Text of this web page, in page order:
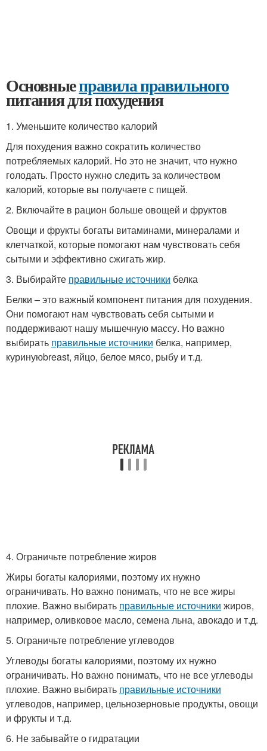
Основныеправила правильного
питания для похудения
1. Уменьшите количество калорий
Для похудения важно сократить количество
потребляемых калорий. Но это не значит, что нужно
голодать. Просто нужно следить за количеством
калорий, которые вы получаете с пищей.
2. Включайте в рацион больше овощей и фруктов
Овощи и фрукты богаты витаминами, минералами и
клетчаткой, которые помогают нам чувствовать себя
сытыми и эффективно сжигать жир.
3. Выбирайте правильные источники белка
Белки – это важный компонент питания для похудения.
Они помогают нам чувствовать себя сытыми и
поддерживают нашу мышечную массу. Но важно
выбирать правильные источники белка, например,
куринуюbreast, яйцо, белое мясо, рыбу и т.д.
4. Ограничьте потребление жиров
Жиры богаты калориями, поэтому их нужно
ограничивать. Но важно понимать, что не все жиры
плохие. Важно выбирать правильные источники жиров,
например, оливковое масло, семена льна, авокадо и т.д.
5. Ограничьте потребление углеводов
Углеводы богаты калориями, поэтому их нужно
ограничивать. Но важно понимать, что не все углеводы
плохие. Важно выбирать правильные источники
углеводов, например, цельнозерновые продукты, овощи
и фрукты и т.д.
6. Не забывайте о гидратации